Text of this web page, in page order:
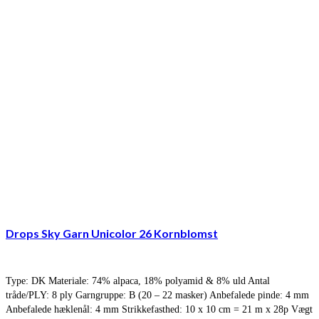
Drops Sky Garn Unicolor 26 Kornblomst
Type: DK Materiale: 74% alpaca, 18% polyamid & 8% uld Antal
tråde/PLY: 8 ply Garngruppe: B (20 – 22 masker) Anbefalede pinde: 4 mm
Anbefalede hæklenål: 4 mm Strikkefasthed: 10 x 10 cm = 21 m x 28p Vægt